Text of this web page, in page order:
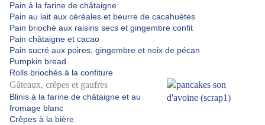
Pain à la farine de châtaigne
Pain au lait aux céréales et beurre de cacahuètes
Pain brioché aux raisins secs et gingembre confit
Pain châtaigne et cacao
Pain sucré aux poires, gingembre et noix de pécan
Pumpkin bread
Rolls briochés à la confiture
Gâteaux, crêpes et gaufres
Blinis à la farine de châtaigne et au
fromage blanc
Crêpes à la bière